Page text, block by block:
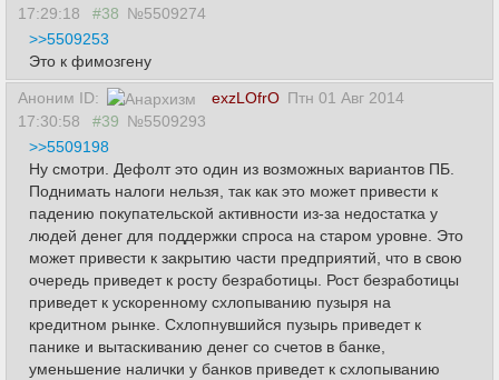
17:29:18
#38 №5509274
>>5509253
Это к фимозгену
Аноним ID: exzLOfrO Птн 01 Авг 2014
17:30:58
#39 №5509293
>>5509198
Ну смотри. Дефолт это один из возможных вариантов ПБ.
Поднимать налоги нельзя, так как это может привести к
падению покупательской активности из-за недостатка у
людей денег для поддержки спроса на старом уровне. Это
может привести к закрытию части предприятий, что в свою
очередь приведет к росту безработицы. Рост безработицы
приведет к ускоренному схлопыванию пузыря на
кредитном рынке. Схлопнувшийся пузырь приведет к
панике и вытаскиванию денег со счетов в банке,
уменьшение налички у банков приведет к схлопыванию